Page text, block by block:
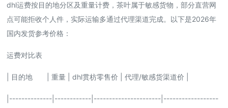
dhl运费按目的地分区及重量计费，茶叶属于敏感货物，部分直营网
点可能拒收个人件，实际运输多通过代理渠道完成。以下是2026年
国内发货参考价格：
运费对比表
| 目的地 | 重量 | dhl贯枋零售价 | 代理/敏感货渠道价 |
|--------------|------------|----------------------|------------------